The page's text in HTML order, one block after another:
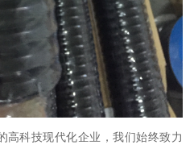
高科技现代化企业，我们始终致力